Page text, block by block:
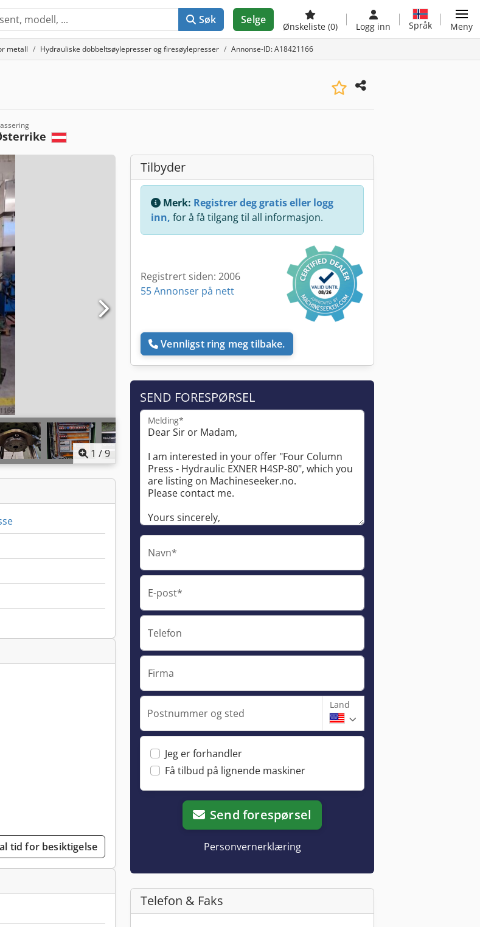
Søk Selge
Ønskeliste (0) Logg inn Språk Meny
metall Hydrauliske dobbeltsøylepresser og firesøylepresser Annonse-ID: A18421166
1 /9
tid for besiktigelse
Tilbyder
Merk: Registrer deg gratis eller logg
inn, for å få tilgang til all informasjon.
Registrert siden: 2006
55 Annonser på nett
Vennligst ring meg tilbake.
SEND FORESPØRSEL
Melding*
Navn*
E-post*
Telefon
Firma
Postnummer og sted
Land
Jeg er forhandler
Få tilbud på lignende maskiner
Send forespørsel
Personvernerklæring
Telefon & Faks